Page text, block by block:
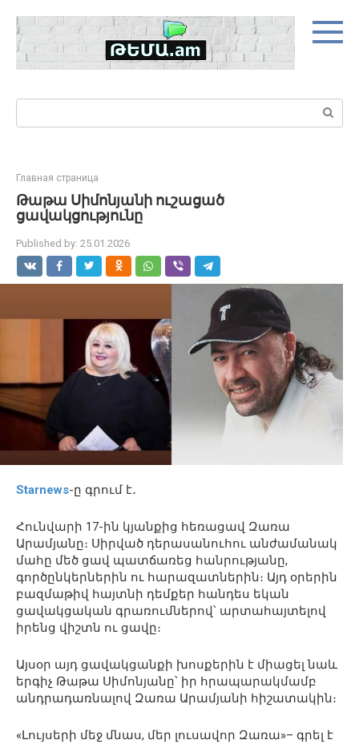
content
Search:
Главная страница
Թաթա Սիմոնյանի ուշացած
ցավակցությունը
Published by: 25.01.2026
Starnews-ը գրում է․
Հունվարի 17-ին կյանքից հեռացավ Զառա
Արամյանը։ Սիրված դերասանուհու անժամանակ
մահը մեծ ցավ պատճառեց հանրությանը,
գործընկերներին ու հարազատներին։ Այդ օրերին
բազմաթիվ հայտնի դեմքեր հանդես եկան
ցավակցական գրառումներով՝ արտահայտելով
իրենց վիշտն ու ցավը։
Այսօր այդ ցավակցանքի խոսքերին է միացել նաև
երգիչ Թաթա Սիմոնյանը՝ իր հրապարակմամբ
անդրադառնալով Զառա Արամյանի հիշատակին։
«Լույսերի մեջ մնաս, մեր լուսավոր Զառա»– գրել է